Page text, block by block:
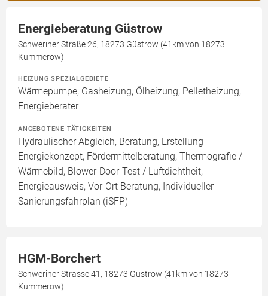
Energieberatung Güstrow
Schweriner Straße 26, 18273 Güstrow (41km von 18273
Kummerow)
HEIZUNG SPEZIALGEBIETE
Wärmepumpe, Gasheizung, Ölheizung, Pelletheizung,
Energieberater
ANGEBOTENE TÄTIGKEITEN
Hydraulischer Abgleich, Beratung, Erstellung
Energiekonzept, Fördermittelberatung, Thermografie /
Wärmebild, Blower-Door-Test / Luftdichtheit,
Energieausweis, Vor-Ort Beratung, Individueller
Sanierungsfahrplan (iSFP)
HGM-Borchert
Schweriner Strasse 41, 18273 Güstrow (41km von 18273
Kummerow)